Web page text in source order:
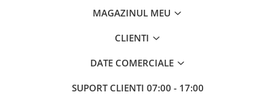
MAGAZINUL MEU
CLIENTI
DATE COMERCIALE
SUPORT CLIENTI 07:00 - 17:00